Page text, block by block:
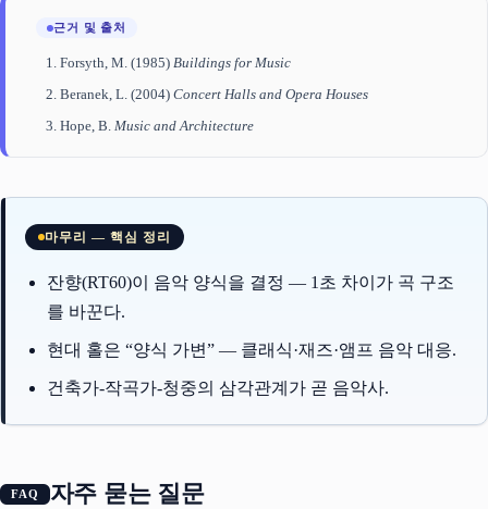
근거 및 출처
Forsyth, M. (1985) Buildings for Music
Beranek, L. (2004) Concert Halls and Opera Houses
Hope, B. Music and Architecture
마무리 — 핵심 정리
잔향(RT60)이 음악 양식을 결정 — 1초 차이가 곡 구조
를 바꾼다.
현대 홀은 “양식 가변” — 클래식·재즈·앰프 음악 대응.
건축가-작곡가-청중의 삼각관계가 곧 음악사.
자주 묻는 질문